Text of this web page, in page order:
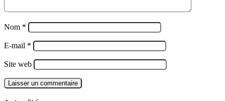
Nom *
E-mail *
Site web